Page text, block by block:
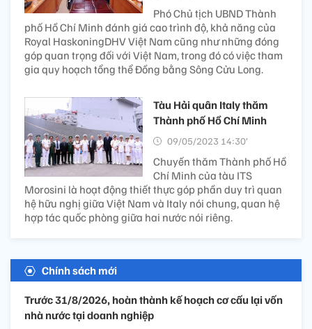
Phó Chủ tịch UBND Thành
phố Hồ Chí Minh đánh giá cao trình độ, khả năng của
Royal HaskoningDHV Việt Nam cũng như những đóng
góp quan trọng đối với Việt Nam, trong đó có việc tham
gia quy hoạch tổng thể Đồng bằng Sông Cửu Long.
Tàu Hải quân Italy thăm
Thành phố Hồ Chí Minh
09/05/2023 14:30’
Chuyến thăm Thành phố Hồ
Chí Minh của tàu ITS
Morosini là hoạt động thiết thực góp phần duy trì quan
hệ hữu nghị giữa Việt Nam và Italy nói chung, quan hệ
hợp tác quốc phòng giữa hai nước nói riêng.
Chính sách mới
Trước 31/8/2026, hoàn thành kế hoạch cơ cấu lại vốn
nhà nước tại doanh nghiệp